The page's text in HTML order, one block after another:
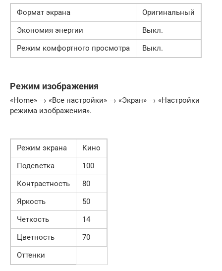
Формат экрана
Оригинальный
Экономия энергии
Выкл.
Режим комфортного просмотра
Выкл.
Режим изображения
«Home» → «Все настройки» → «Экран» → «Настройки
режима изображения».
Режим экрана
Кино
Подсветка
100
Контрастность
80
Яркость
50
Четкость
14
Цветность
70
Оттенки